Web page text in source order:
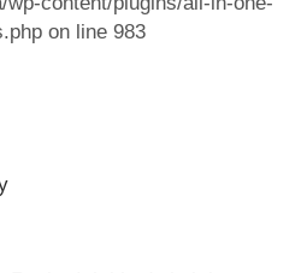
on line 983